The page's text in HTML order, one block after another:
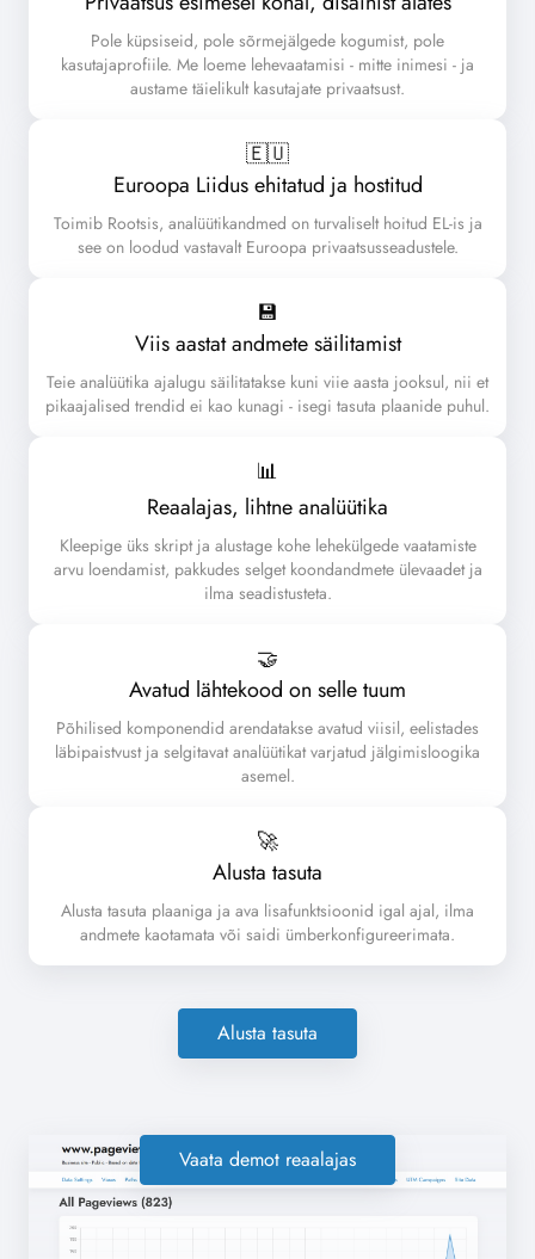
Pole küpsiseid, pole sõrmejälgede kogumist, pole
kasutajaprofiile. Me loeme lehevaatamisi - mitte inimesi - ja
austame täielikult kasutajate privaatsust.
🇪🇺️
Euroopa Liidus ehitatud ja hostitud
Toimib Rootsis, analüütikandmed on turvaliselt hoitud EL-is ja
see on loodud vastavalt Euroopa privaatsusseadustele.
💾
Viis aastat andmete säilitamist
Teie analüütika ajalugu säilitatakse kuni viie aasta jooksul, nii et
pikaajalised trendid ei kao kunagi - isegi tasuta plaanide puhul.
📊
Reaalajas, lihtne analüütika
Kleepige üks skript ja alustage kohe lehekülgede vaatamiste
arvu loendamist, pakkudes selget koondandmete ülevaadet ja
ilma seadistusteta.
🤝
Avatud lähtekood on selle tuum
Põhilised komponendid arendatakse avatud viisil, eelistades
läbipaistvust ja selgitavat analüütikat varjatud jälgimisloogika
asemel.
🚀
Alusta tasuta
Alusta tasuta plaaniga ja ava lisafunktsioonid igal ajal, ilma
andmete kaotamata või saidi ümberkonfigureerimata.
Alusta tasuta
Vaata demot reaalajas